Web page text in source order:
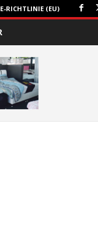
RICHTLINIE (EU)